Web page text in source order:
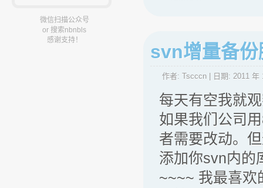
微信扫描公众号
or 搜索nbnbls
感谢支持！
svn增量备
作者: Tscccn | 日期: 2011 年
每天有空我就
如果我们公司
者需要改动。
添加你svn内的
~~~~ 我最喜欢